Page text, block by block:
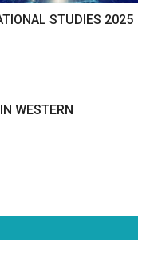
STUDIES 2025
WESTERN